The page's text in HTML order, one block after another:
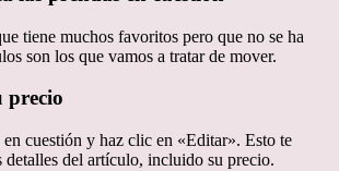
tiene muchos favoritos pero que no se ha
son los que vamos a tratar de mover.
precio
en cuestión y haz clic en «Editar». Esto te
detalles del artículo, incluido su precio.